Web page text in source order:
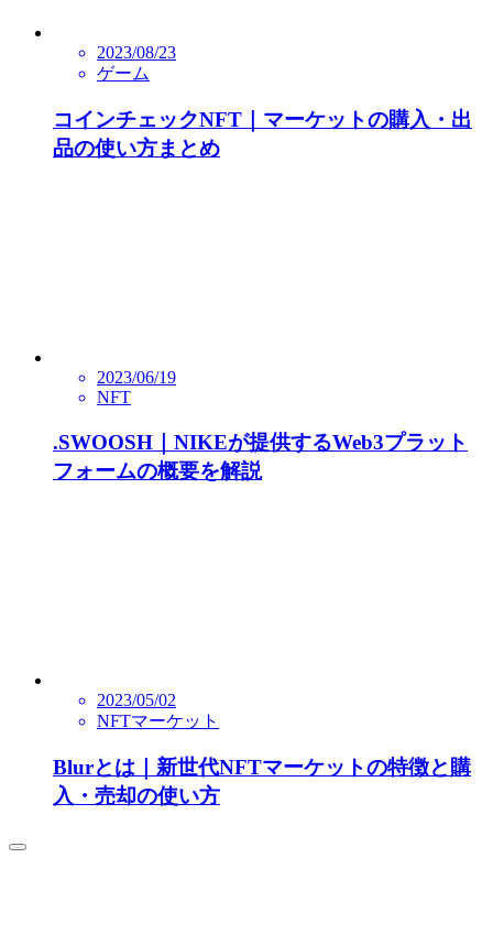
2023/08/23
ゲーム
コインチェックNFT｜マーケットの購入・出
品の使い方まとめ
2023/06/19
NFT
.SWOOSH｜NIKEが提供するWeb3プラット
フォームの概要を解説
2023/05/02
NFTマーケット
Blurとは｜新世代NFTマーケットの特徴と購
入・売却の使い方